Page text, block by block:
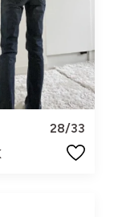
28/33